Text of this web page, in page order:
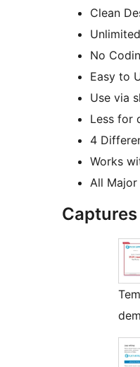
Clean
No
Easy to
Use via
Less for
4
Works
All
Captures